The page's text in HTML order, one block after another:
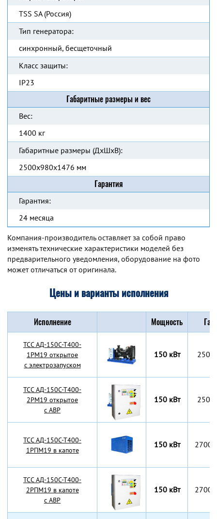
TSS SA (Россия)
Тип генератора:
синхронный, бесщеточный
Класс защиты:
IP23
Габаритные размеры и вес
Вес:
1400 кг
Габаритные размеры (ДхШхВ):
2500x980x1476 мм
Гарантия
Гарантия:
24 месяца
Компания-производитель оставляет за собой право
изменять технические характеристики моделей без
предварительного уведомления, оборудование на фото
может отличаться от оригинала.
Цены и варианты исполнения
Исполнение Мощность
TCC АД-150С-Т400-
1РМ19 открытое
с электрозапуском
150 кВт
TCC АД-150С-Т400-
2РМ19 открытое
с АВР
150 кВт
TCC АД-150С-Т400-
1РПМ19 в капоте
150 кВт
TCC АД-150С-Т400-
2РПМ19 в капоте
с АВР
150 кВт